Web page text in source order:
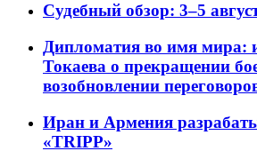
Судебный обзор: 3–5
Дипломатия во имя мира:
Токаева о прекращении
возобновлении
Иран и Армения
«TRIPP»